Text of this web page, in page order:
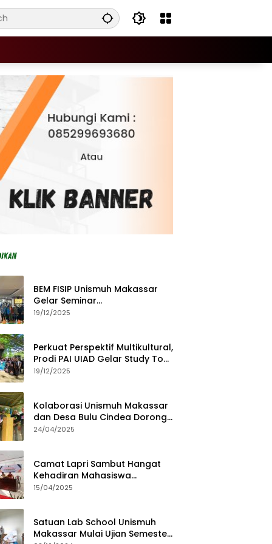
BEM FISIP Unismuh Makassar
Gelar Seminar
Keperempuanan, Bahas
19/12/2025
Perkuat Perspektif Multikultural,
Prodi PAI UIAD Gelar Study Tour
ke Kajang
19/12/2025
Kolaborasi Unismuh Makassar
dan Desa Bulu Cindea Dorong
Sentra Garam Industri
24/04/2025
Camat Lapri Sambut Hangat
Kehadiran Mahasiswa
PoltekMu
15/04/2025
Satuan Lab School Unismuh
Makassar Mulai Ujian Semester,